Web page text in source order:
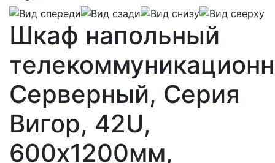
Шкаф напольный
Серверный, Серия
Вигор, 42U,
600х1200мм,